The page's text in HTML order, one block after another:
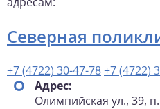
Северная
+7 (4722) 30-47-78+7 (4722)
Адрес:
Олимпийская ул., 39,